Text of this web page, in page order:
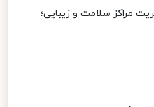
مراکز سلامت و زیبایی؛